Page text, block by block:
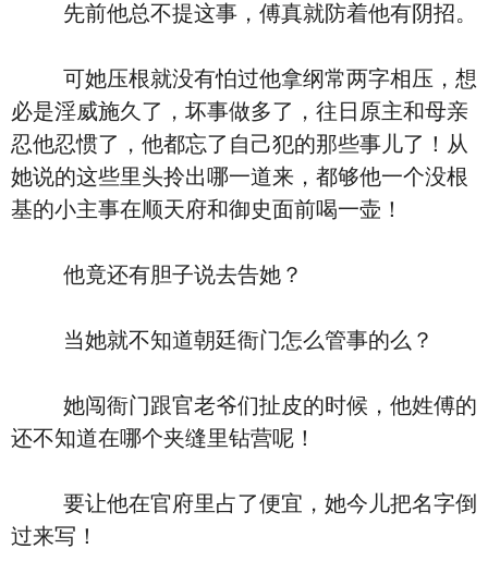
先前他总不提这事，傅真就防着他有阴招。
可她压根就没有怕过他拿纲常两字相压，想
必是淫威施久了，坏事做多了，往日原主和母亲
忍他忍惯了，他都忘了自己犯的那些事儿了！从
她说的这些里头拎出哪一道来，都够他一个没根
基的小主事在顺天府和御史面前喝一壶！
他竟还有胆子说去告她？
当她就不知道朝廷衙门怎么管事的么？
她闯衙门跟官老爷们扯皮的时候，他姓傅的
还不知道在哪个夹缝里钻营呢！
要让他在官府里占了便宜，她今儿把名字倒
过来写！